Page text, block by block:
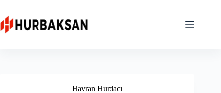
content
Havran Hurdacı